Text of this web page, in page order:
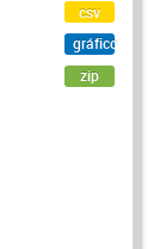
csv
gráfico
zip